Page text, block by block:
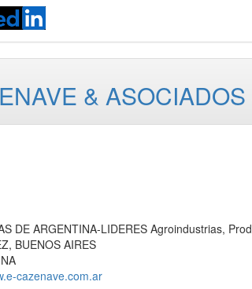
& ASOCIADOS
DE ARGENTINA-LIDERES Agroindustrias,
BUENOS AIRES
cazenave.com.ar